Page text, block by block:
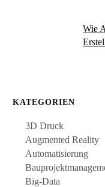
Wie
KATEGORIEN
3D Druck
Augmented Reality
Automatisierung
Big-Data